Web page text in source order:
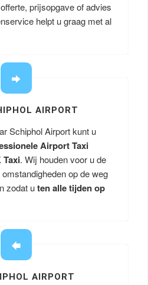
prijsopgave of advies
helpt u graag met al
AIRPORT
Schiphol Airport kunt u
Airport Taxi
Taxi. Wij houden voor u de
op de weg
zodat uten alle tijden op
AIRPORT